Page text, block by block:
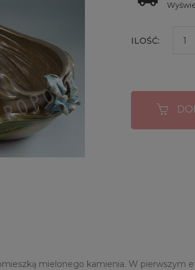
ILOŚĆ:
mielonego kamienia. W pierwszym